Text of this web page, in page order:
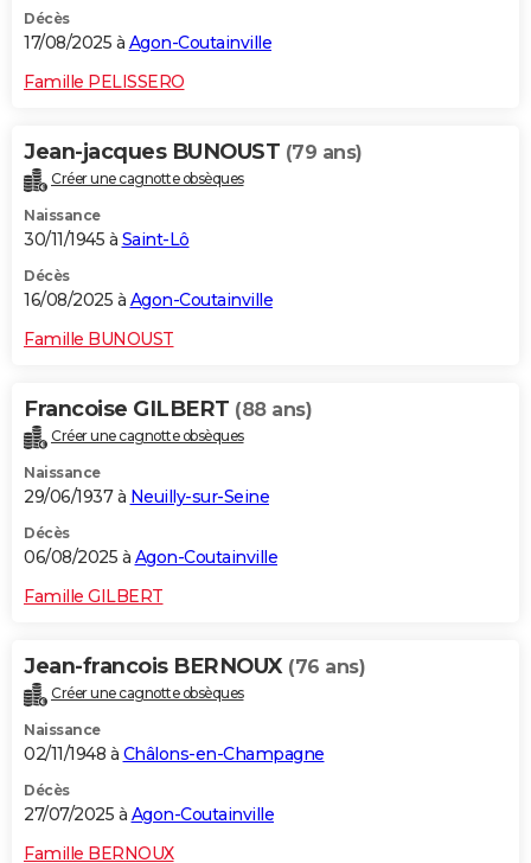
Décès
17/08/2025 à Agon-Coutainville
Famille PELISSERO
Jean-jacques BUNOUST (79 ans)
Créer une cagnotte obsèques
Naissance
30/11/1945 à Saint-Lô
Décès
16/08/2025 à Agon-Coutainville
Famille BUNOUST
Francoise GILBERT (88 ans)
Créer une cagnotte obsèques
Naissance
29/06/1937 à Neuilly-sur-Seine
Décès
06/08/2025 à Agon-Coutainville
Famille GILBERT
Jean-francois BERNOUX (76 ans)
Créer une cagnotte obsèques
Naissance
02/11/1948 à Châlons-en-Champagne
Décès
27/07/2025 à Agon-Coutainville
Famille BERNOUX